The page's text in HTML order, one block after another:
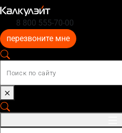
8 800 555-70-00
перезвоните мне